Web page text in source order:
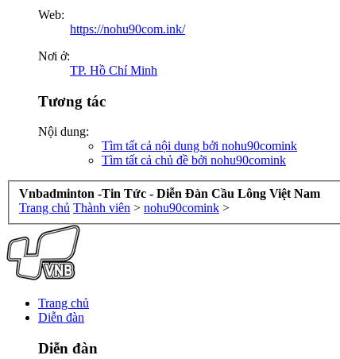
Web:
https://nohu90com.ink/
Nơi ở:
TP. Hồ Chí Minh
Tương tác
Nội dung:
Tìm tất cả nội dung bởi nohu90comink
Tìm tất cả chủ đề bởi nohu90comink
Vnbadminton -Tin Tức - Diễn Đàn Cầu Lông Việt Nam
Trang chủ Thành viên > nohu90comink >
Trang chủ
Diễn đàn
Diễn đàn